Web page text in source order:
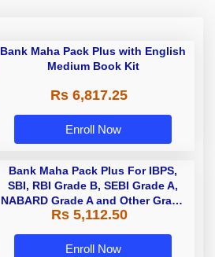
Bank Maha Pack Plus with English
Medium Book Kit
Rs 6,817.25
Enroll Now
Bank Maha Pack Plus For IBPS,
SBI, RBI Grade B, SEBI Grade A,
NABARD Grade A and Other Grade
A & Grade B Bank Exams
Rs 5,112.50
Enroll Now